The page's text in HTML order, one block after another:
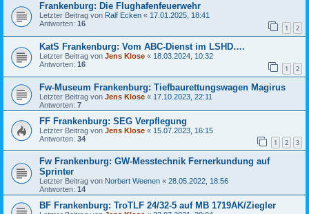
Frankenburg: Die Flughafenfeuerwehr
Letzter Beitrag von Ralf Ecken « 17.01.2025, 18:41
Antworten: 16 1 2
KatS Frankenburg: Vom ABC-Dienst im LSHD….
Letzter Beitrag von Jens Klose « 18.03.2024, 10:32
Antworten: 16 1 2
Fw-Museum Frankenburg: Tiefbaurettungswagen Magirus
Letzter Beitrag von Jens Klose « 17.10.2023, 22:11
Antworten: 7
FF Frankenburg: SEG Verpflegung
Letzter Beitrag von Jens Klose « 15.07.2023, 16:15
Antworten: 34 1 2 3
Fw Frankenburg: GW-Messtechnik Fernerkundung auf
Sprinter
Letzter Beitrag von Norbert Weenen « 28.05.2022, 18:56
Antworten: 14
BF Frankenburg: TroTLF 24/32-5 auf MB 1719AK/Ziegler